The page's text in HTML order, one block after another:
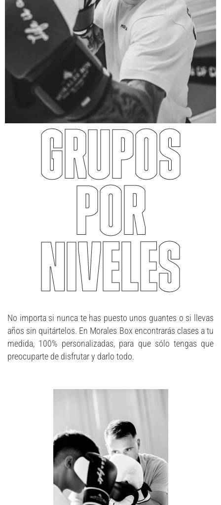
GRUPOS
POR
NIVELES
No importa si nunca te has puesto unos guantes o si llevas
años sin quitártelos. En Morales Box encontrarás clases a tu
medida, 100% personalizadas, para que sólo tengas que
preocuparte de disfrutar y darlo todo.